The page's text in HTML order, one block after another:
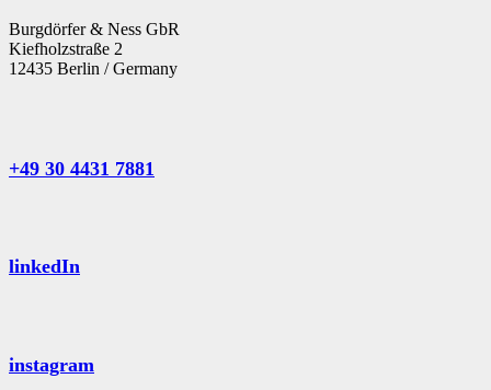
Burgdörfer & Ness GbR
Kiefholzstraße 2
12435 Berlin / Germany
+49 30 4431 7881
linkedIn
instagram